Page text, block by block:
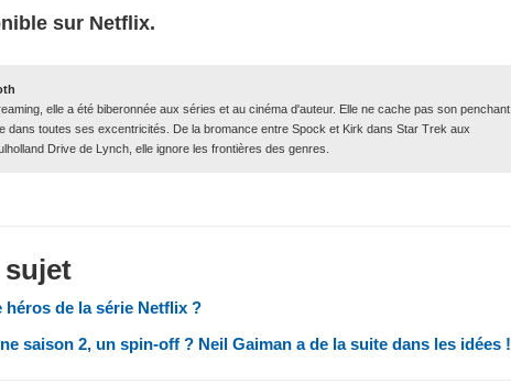
sur Netflix.
elle a été biberonnée aux séries et au cinéma d'auteur. Elle ne cache pas son penchant
dans toutes ses excentricités. De la bromance entre Spock et Kirk dans Star Trek aux
Drive de Lynch, elle ignore les frontières des genres.
sujet
héros de la série Netflix ?
saison 2, un spin-off ? Neil Gaiman a de la suite dans les idées !